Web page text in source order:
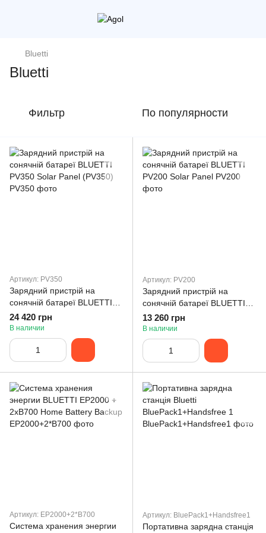
Bluetti
Bluetti
Фильтр По популярности
Артикул: PV350
Зарядний пристрій на
сонячній батареї BLUETTI
PV350 Solar Panel (PV350)
24 420 грн
В наличии
Артикул: PV200
Зарядний пристрій на
сонячній батареї BLUETTI
PV200 Solar Panel
13 260 грн
В наличии
Артикул: EP2000+2*B700
Система хранения энергии
Артикул: BluePack1+Handsfree1
Портативна зарядна станція